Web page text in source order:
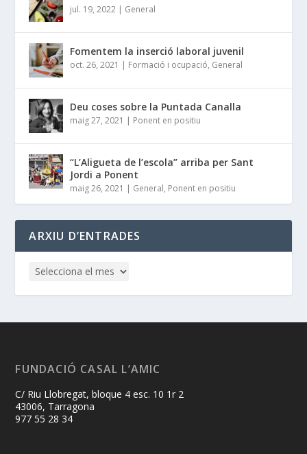
jul. 19, 2022 | General
Fomentem la inserció laboral juvenil
oct. 26, 2021 | Formació i ocupació, General
Deu coses sobre la Puntada Canalla
maig 27, 2021 | Ponent en positiu
“L’Aligueta de l’escola” arriba per Sant
Jordi a Ponent
maig 26, 2021 | General, Ponent en positiu
ARXIU D’ENTRADES
FUNDACIÓ CASAL L’AMIC
C/ Riu Llobregat, bloque 4 esc. 10 1r 2
43006, Tarragona
977 55 28 34